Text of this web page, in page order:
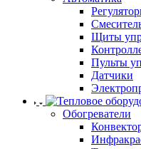
Щиты
Пульты
Датчики
Обогреватели